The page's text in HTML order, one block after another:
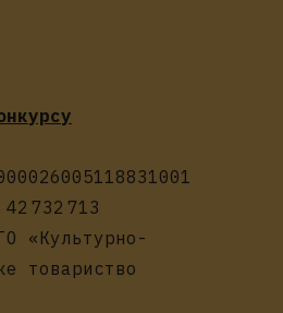
732 713
«Культурно-
товариство